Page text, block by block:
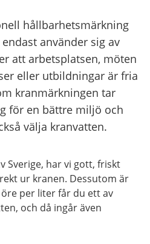
hållbarhetsmärkning
använder sig av
att arbetsplatsen, möten
eller utbildningar är fria
kranmärkningen tar
för en bättre miljö och
välja kranvatten.
Sverige, har vi gott, friskt
ur kranen. Dessutom är
per liter får du ett av
och då ingår även